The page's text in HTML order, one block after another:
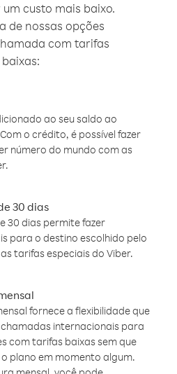
custo mais baixo.
de nossas opções
com tarifas
baixas:
ao seu saldo ao
o crédito, é possível fazer
número do mundo com as
30 dias
30 dias permite fazer
para o destino escolhido pelo
tarifas especiais do Viber.
fornece a flexibilidade que
internacionais para
com tarifas baixas sem que
plano em momento algum.